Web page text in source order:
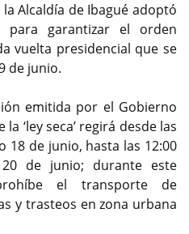
Alcaldía de Ibagué adoptó
para garantizar el orden
vuelta presidencial que se
de junio.
emitida por el Gobierno
‘ley seca’ regirá desde las
18 de junio, hasta las 12:00
de junio; durante este
el transporte de
y trasteos en zona urbana